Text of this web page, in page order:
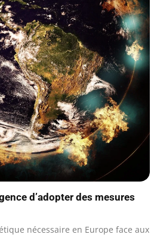
d’adopter des mesures
nécessaire en Europe face aux